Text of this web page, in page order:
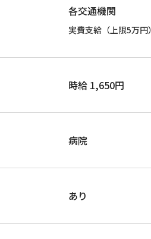
各交通機関
実費支給（上限5万円
時給 1,650円
病院
あり